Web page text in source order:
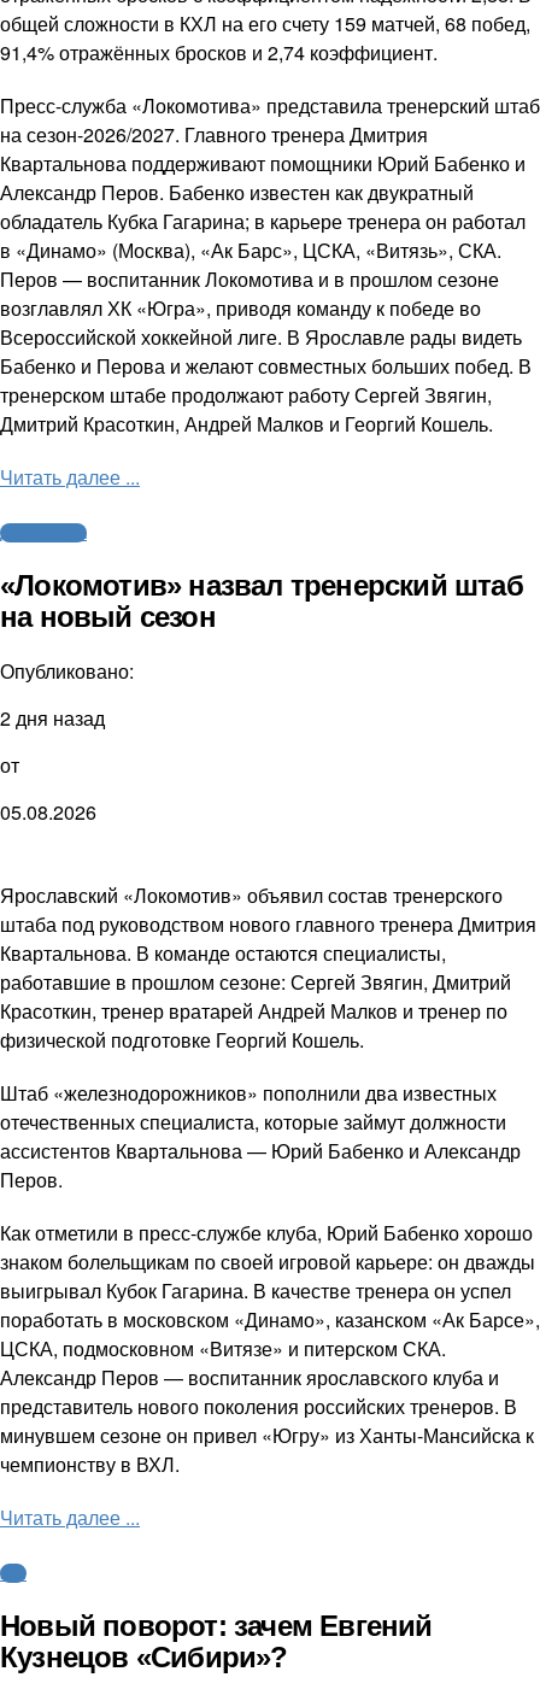
общей сложности в КХЛ на его счету 159 матчей, 68 побед,
91,4% отражённых бросков и 2,74 коэффициент.
Пресс-служба «Локомотива» представила тренерский штаб
на сезон-2026/2027. Главного тренера Дмитрия
Квартальнова поддерживают помощники Юрий Бабенко и
Александр Перов. Бабенко известен как двукратный
обладатель Кубка Гагарина; в карьере тренера он работал
в «Динамо» (Москва), «Ак Барс», ЦСКА, «Витязь», СКА.
Перов — воспитанник Локомотива и в прошлом сезоне
возглавлял ХК «Югра», приводя команду к победе во
Всероссийской хоккейной лиге. В Ярославле рады видеть
Бабенко и Перова и желают совместных больших побед. В
тренерском штабе продолжают работу Сергей Звягин,
Дмитрий Красоткин, Андрей Малков и Георгий Кошель.
Читать далее ...
Другие виды
«Локомотив» назвал тренерский штаб
на новый сезон
Опубликовано:
2 дня назад
от
05.08.2026
Ярославский «Локомотив» объявил состав тренерского
штаба под руководством нового главного тренера Дмитрия
Квартальнова. В команде остаются специалисты,
работавшие в прошлом сезоне: Сергей Звягин, Дмитрий
Красоткин, тренер вратарей Андрей Малков и тренер по
физической подготовке Георгий Кошель.
Штаб «железнодорожников» пополнили два известных
отечественных специалиста, которые займут должности
ассистентов Квартальнова — Юрий Бабенко и Александр
Перов.
Как отметили в пресс-службе клуба, Юрий Бабенко хорошо
знаком болельщикам по своей игровой карьере: он дважды
выигрывал Кубок Гагарина. В качестве тренера он успел
поработать в московском «Динамо», казанском «Ак Барсе»,
ЦСКА, подмосковном «Витязе» и питерском СКА.
Александр Перов — воспитанник ярославского клуба и
представитель нового поколения российских тренеров. В
минувшем сезоне он привел «Югру» из Ханты-Мансийска к
чемпионству в ВХЛ.
Читать далее ...
КХЛ
Новый поворот: зачем Евгений
Кузнецов «Сибири»?